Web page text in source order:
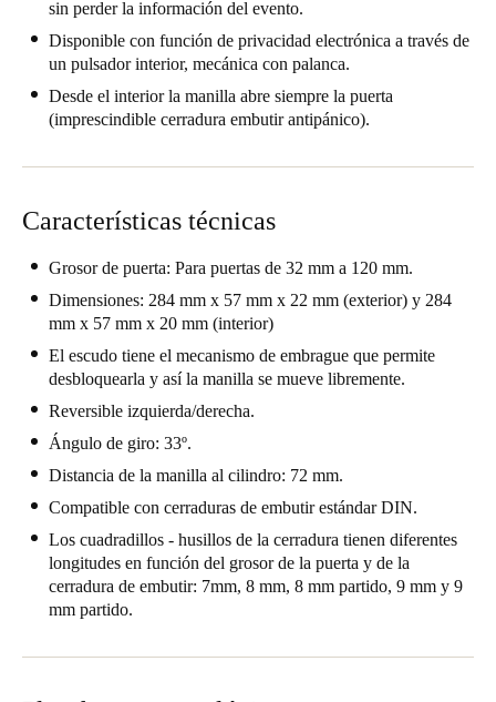
Mexico
Español
Colombia
Español
Español
Guardar la nueva selección como predeterminada
sin perder la información del evento.
Disponible con función de privacidad electrónica a través de
un pulsador interior, mecánica con palanca.
Desde el interior la manilla abre siempre la puerta
(imprescindible cerradura embutir antipánico).
Características técnicas
Grosor de puerta: Para puertas de 32 mm a 120 mm.
Dimensiones: 284 mm x 57 mm x 22 mm (exterior) y 284
mm x 57 mm x 20 mm (interior)
El escudo tiene el mecanismo de embrague que permite
desbloquearla y así la manilla se mueve libremente.
Reversible izquierda/derecha.
Ángulo de giro: 33º.
Distancia de la manilla al cilindro: 72 mm.
Compatible con cerraduras de embutir estándar DIN.
Los cuadradillos - husillos de la cerradura tienen diferentes
longitudes en función del grosor de la puerta y de la
cerradura de embutir: 7mm, 8 mm, 8 mm partido, 9 mm y 9
mm partido.